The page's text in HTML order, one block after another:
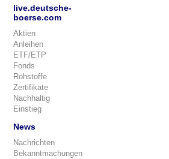
live.deutsche-
boerse.com
Aktien
Anleihen
ETF/ETP
Fonds
Rohstoffe
Zertifikate
Nachhaltig
Einstieg
News
Nachrichten
Bekanntmachungen